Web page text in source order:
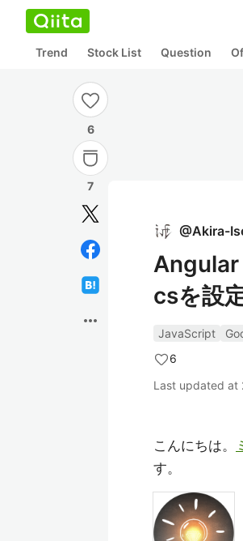
Trend Stock List Question
6
7
more_horiz
@Akira-
csを設
JavaScript
6
Last updated at
こんにちは。
す。